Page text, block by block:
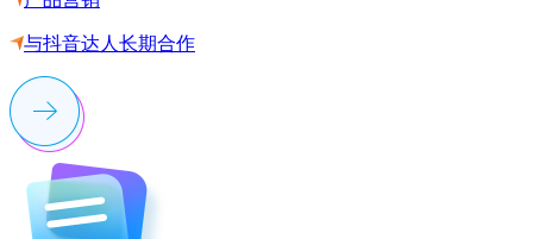
与抖音达人长期合作